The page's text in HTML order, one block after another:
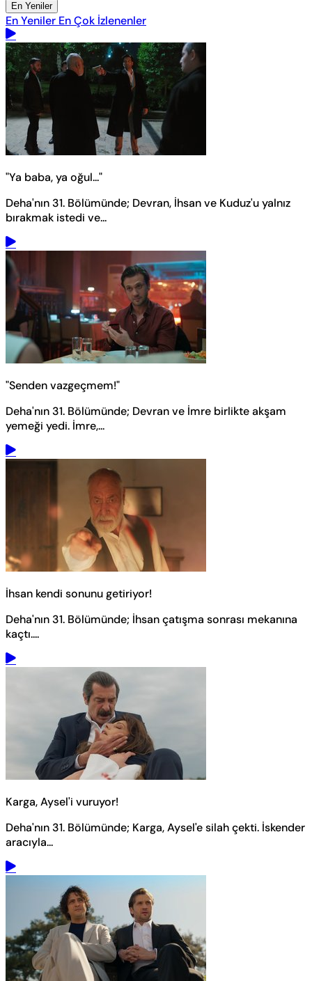
En Yeniler
En Yeniler En Çok İzlenenler
"Ya baba, ya oğul..."
Deha'nın 31. Bölümünde; Devran, İhsan ve Kuduz'u yalnız
bırakmak istedi ve...
"Senden vazgeçmem!"
Deha'nın 31. Bölümünde; Devran ve İmre birlikte akşam
yemeği yedi. İmre,...
İhsan kendi sonunu getiriyor!
Deha'nın 31. Bölümünde; İhsan çatışma sonrası mekanına
kaçtı....
Karga, Aysel'i vuruyor!
Deha'nın 31. Bölümünde; Karga, Aysel'e silah çekti. İskender
aracıyla...